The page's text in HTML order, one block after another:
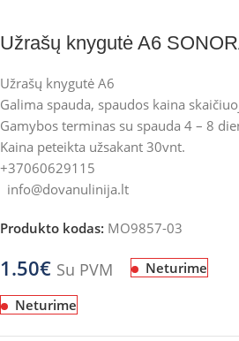
Užrašų knygutė A6
Užrašų knygutė A6
Galima spauda, spaudos kaina
Gamybos terminas su spauda 4 – 8
Kaina peteikta užsakant 30vnt.
+37060629115
info@dovanulinija.lt
Produkto kodas: MO9857-03
1.50€ Su PVM Neturime
Neturime